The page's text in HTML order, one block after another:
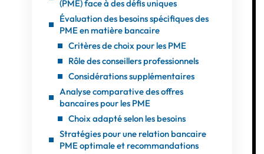
(PME) face à des défis uniques
Évaluation des besoins spécifiques des
PME en matière bancaire
Critères de choix pour les PME
Rôle des conseillers professionnels
Considérations supplémentaires
Analyse comparative des offres
bancaires pour les PME
Choix adapté selon les besoins
Stratégies pour une relation bancaire
PME optimale et recommandations